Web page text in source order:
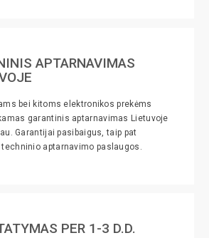
APTARNAVIMAS
bei kitoms elektronikos prekėms
garantinis aptarnavimas Lietuvoje
Garantijai pasibaigus, taip pat
aptarnavimo paslaugos.
PER 1-3 D.D.